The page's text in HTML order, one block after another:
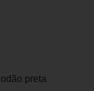
preta